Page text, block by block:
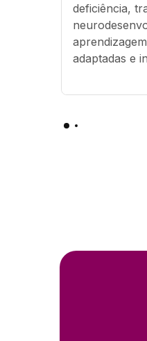
deficiência,
adaptadas e